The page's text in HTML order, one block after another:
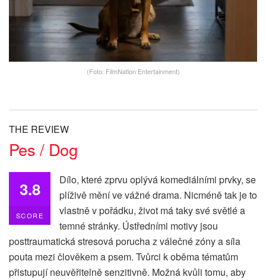
(Foto: FilmNation Entertainment)
THE REVIEW
Pes / Dog
3.8
SCORE
Dílo, které zprvu oplývá komediálními prvky, se
plíživě mění ve vážné drama. Nicméně tak je to
vlastně v pořádku, život má taky své světlé a
temné stránky. Ústředními motivy jsou
posttraumatická stresová porucha z válečné zóny a síla
pouta mezi člověkem a psem. Tvůrci k oběma tématům
přistupují neuvěřitelně senzitivně. Možná kvůli tomu, aby